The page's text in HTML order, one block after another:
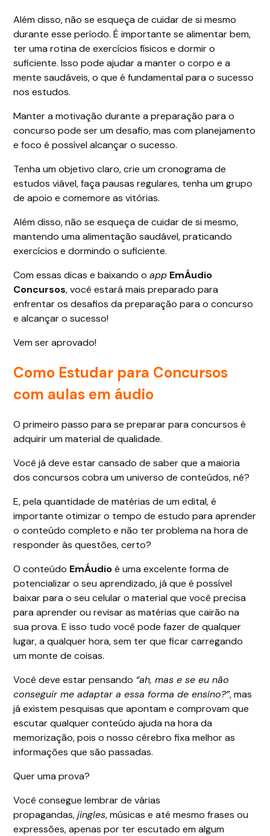
Além disso, não se esqueça de cuidar de si mesmo
durante esse período. É importante se alimentar bem,
ter uma rotina de exercícios físicos e dormir o
suficiente. Isso pode ajudar a manter o corpo e a
mente saudáveis, o que é fundamental para o sucesso
nos estudos.
Manter a motivação durante a preparação para o
concurso pode ser um desafio, mas com planejamento
e foco é possível alcançar o sucesso.
Tenha um objetivo claro, crie um cronograma de
estudos viável, faça pausas regulares, tenha um grupo
de apoio e comemore as vitórias.
Além disso, não se esqueça de cuidar de si mesmo,
mantendo uma alimentação saudável, praticando
exercícios e dormindo o suficiente.
Com essas dicas e baixando oapp EmÁudio
Concursos, você estará mais preparado para
enfrentar os desafios da preparação para o concurso
e alcançar o sucesso!
Vem ser aprovado!
Como Estudar para Concursos
com aulas em áudio
O primeiro passo para se preparar para concursos é
adquirir um material de qualidade.
Você já deve estar cansado de saber que a maioria
dos concursos cobra um universo de conteúdos, né?
E, pela quantidade de matérias de um edital, é
importante otimizar o tempo de estudo para aprender
o conteúdo completo e não ter problema na hora de
responder às questões, certo?
O conteúdo EmÁudioé uma excelente forma de
potencializar o seu aprendizado, já que é possível
baixar para o seu celular o material que você precisa
para aprender ou revisar as matérias que cairão na
sua prova. E isso tudo você pode fazer de qualquer
lugar, a qualquer hora, sem ter que ficar carregando
um monte de coisas.
Você deve estar pensando “ah, mas e se eu não
conseguir me adaptar a essa forma de ensino?”, mas
já existem pesquisas que apontam e comprovam que
escutar qualquer conteúdo ajuda na hora da
memorização, pois o nosso cérebro fixa melhor as
informações que são passadas.
Quer uma prova?
Você consegue lembrar de várias
propagandas,jingles, músicas e até mesmo frases ou
expressões, apenas por ter escutado em algum